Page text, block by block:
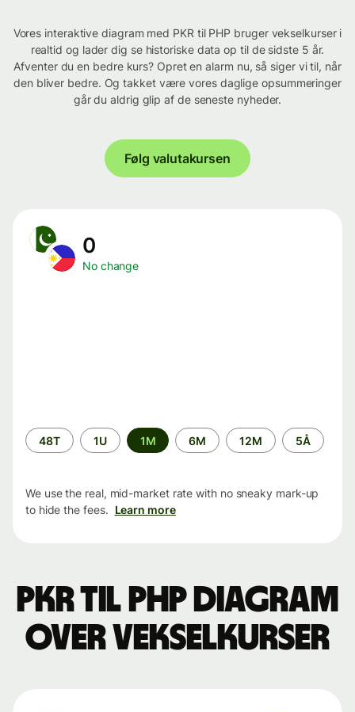
Vores interaktive diagram med PKR til PHP bruger vekselkurser i
realtid og lader dig se historiske data op til de sidste 5 år.
Afventer du en bedre kurs? Opret en alarm nu, så siger vi til, når
den bliver bedre. Og takket være vores daglige opsummeringer
går du aldrig glip af de seneste nyheder.
Følg valutakursen
0
No change
Time
period
48T 1U 1M 6M 12M 5Å
We use the real, mid-market rate with no sneaky mark-up
to hide the fees. Learn more
PKR til PHP Diagram
over vekselkurser